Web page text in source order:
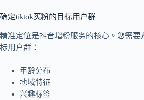
确定tiktok买粉的目标用户群
精准定位是抖音增粉服务的核心。您需要
标用户群：
年龄分布
地域特征
兴趣标签